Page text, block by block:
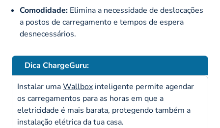
Comodidade: Elimina a necessidade de deslocações
a postos de carregamento e tempos de espera
desnecessários.
Dica ChargeGuru:
Instalar umaWallbox inteligente permite agendar
os carregamentos para as horas em que a
eletricidade é mais barata, protegendo também a
instalação elétrica da tua casa.